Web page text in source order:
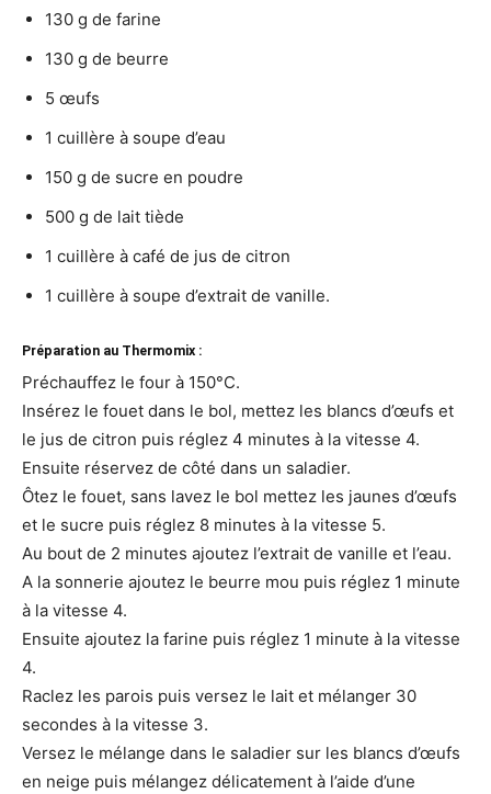
130 g de farine
130 g de beurre
5 œufs
1 cuillère à soupe d’eau
150 g de sucre en poudre
500 g de lait tiède
1 cuillère à café de jus de citron
1 cuillère à soupe d’extrait de vanille.
Préparation au Thermomix :
Préchauffez le four à 150°C.
Insérez le fouet dans le bol, mettez les blancs d’œufs et
le jus de citron puis réglez 4 minutes à la vitesse 4.
Ensuite réservez de côté dans un saladier.
Ôtez le fouet, sans lavez le bol mettez les jaunes d’œufs
et le sucre puis réglez 8 minutes à la vitesse 5.
Au bout de 2 minutes ajoutez l’extrait de vanille et l’eau.
A la sonnerie ajoutez le beurre mou puis réglez 1 minute
à la vitesse 4.
Ensuite ajoutez la farine puis réglez 1 minute à la vitesse
4.
Raclez les parois puis versez le lait et mélanger 30
secondes à la vitesse 3.
Versez le mélange dans le saladier sur les blancs d’œufs
en neige puis mélangez délicatement à l’aide d’une